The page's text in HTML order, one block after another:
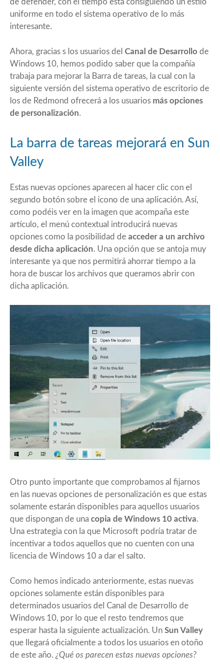
de defender, con el tiempo está consiguiendo un estilo
uniforme en todo el sistema operativo de lo más
interesante.
Ahora, gracias s los usuarios del Canal de Desarrollo de
Windows 10, hemos podido saber que la compañía
trabaja para mejorar la Barra de tareas, la cual con la
siguiente versión del sistema operativo de escritorio de
los de Redmond ofrecerá a los usuarios más opciones
de personalización.
La barra de tareas mejorará en Sun
Valley
Estas nuevas opciones aparecen al hacer clic con el
segundo botón sobre el icono de una aplicación. Así,
como podéis ver en la imagen que acompaña este
artículo, el menú contextual introducirá nuevas
opciones como la posibilidad de acceder a un archivo
desde dicha aplicación. Una opción que se antoja muy
interesante ya que nos permitirá ahorrar tiempo a la
hora de buscar los archivos que queramos abrir con
dicha aplicación.
Otro punto importante que comprobamos al fijarnos
en las nuevas opciones de personalización es que estas
solamente estarán disponibles para aquellos usuarios
que dispongan de una copia de Windows 10 activa.
Una estrategia con la que Microsoft podría tratar de
incentivar a todos aquellos que no cuenten con una
licencia de Windows 10 a dar el salto.
Como hemos indicado anteriormente, estas nuevas
opciones solamente están disponibles para
determinados usuarios del Canal de Desarrollo de
Windows 10, por lo que el resto tendremos que
esperar hasta la siguiente actualización. Un Sun Valley
que llegará oficialmente a todos los usuarios en otoño
de este año. ¿Qué os parecen estas nuevas opciones?